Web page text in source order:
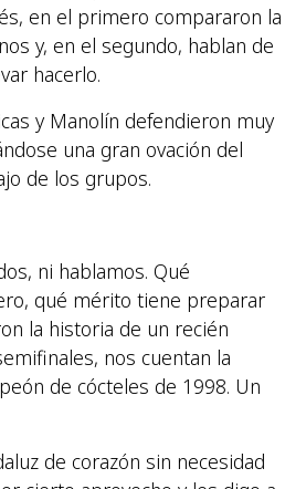
en el primero compararon la
y, en el segundo, hablan de
hacerlo.
y Manolín defendieron muy
una gran ovación del
de los grupos.
ni hablamos. Qué
qué mérito tiene preparar
la historia de un recién
nos cuentan la
de cócteles de 1998. Un
de corazón sin necesidad